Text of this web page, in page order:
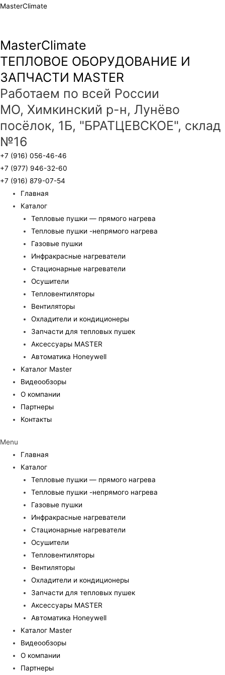
MasterClimate
MasterClimate
ТЕПЛОВОЕ ОБОРУДОВАНИЕ И
ЗАПЧАСТИ MASTER
Работаем по всей России
МО, Химкинский р-н, Лунёво
посёлок, 1Б, "БРАТЦЕВСКОЕ", склад
№16
+7 (916) 056-46-46
+7 (977) 946-32-60
+7 (916) 879-07-54
Главная
Каталог
Тепловые пушки — прямого нагрева
Тепловые пушки -непрямого нагрева
Газовые пушки
Инфракрасные нагреватели
Стационарные нагреватели
Осушители
Тепловентиляторы
Вентиляторы
Охладители и кондиционеры
Запчасти для тепловых пушек
Аксессуары MASTER
Автоматика Honeywell
Каталог Master
Видеообзоры
О компании
Партнеры
Контакты
Menu
Главная
Каталог
Тепловые пушки — прямого нагрева
Тепловые пушки -непрямого нагрева
Газовые пушки
Инфракрасные нагреватели
Стационарные нагреватели
Осушители
Тепловентиляторы
Вентиляторы
Охладители и кондиционеры
Запчасти для тепловых пушек
Аксессуары MASTER
Автоматика Honeywell
Каталог Master
Видеообзоры
О компании
Партнеры